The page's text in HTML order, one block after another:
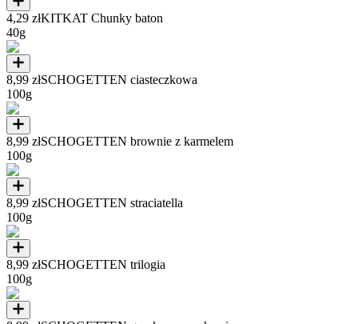
4,29 złKITKAT Chunky baton
40g
8,99 złSCHOGETTEN ciasteczkowa
100g
8,99 złSCHOGETTEN brownie z karmelem
100g
8,99 złSCHOGETTEN straciatella
100g
8,99 złSCHOGETTEN trilogia
100g